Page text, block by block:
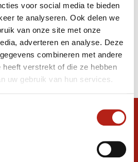
voor social media te bieden
te analyseren. Ook delen we
van onze site met onze
adverteren en analyse. Deze
combineren met andere
heeft verstrekt of die ze hebben
uw gebruik van hun services.
Producten getagd met
anti-slip zolen
vraag?